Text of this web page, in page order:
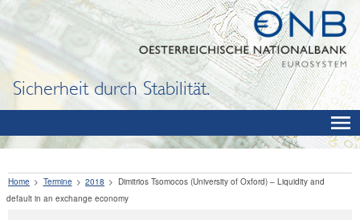
Sicherheit durch Stabilität.
Home Termine 2018
Dimitrios Tsomocos (University of Oxford) – Liquidity and
default in an exchange economy